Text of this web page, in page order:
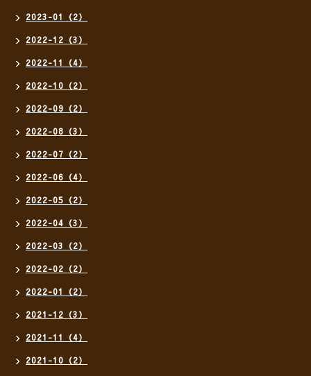
2023-01（2）
2022-12（3）
2022-11（4）
2022-10（2）
2022-09（2）
2022-08（3）
2022-07（2）
2022-06（4）
2022-05（2）
2022-04（3）
2022-03（2）
2022-02（2）
2022-01（2）
2021-12（3）
2021-11（4）
2021-10（2）